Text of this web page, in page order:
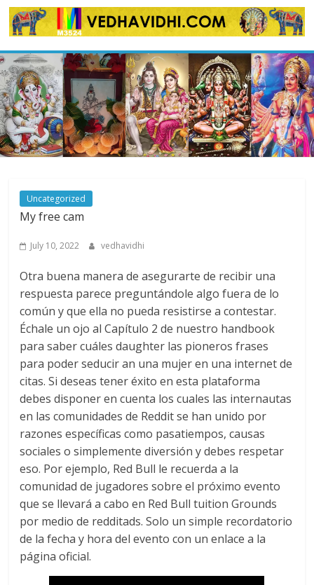
Skip
to
Uncategorized
My free cam
July 10, 2022 vedhavidhi
Otra buena manera de asegurarte de recibir una
respuesta parece preguntándole algo fuera de lo
común y que ella no pueda resistirse a contestar.
Échale un ojo al Capítulo 2 de nuestro handbook
para saber cuáles daughter las pioneros frases
para poder seducir an una mujer en una internet de
citas. Si deseas tener éxito en esta plataforma
debes disponer en cuenta los cuales las internautas
en las comunidades de Reddit se han unido por
razones específicas como pasatiempos, causas
sociales o simplemente diversión y debes respetar
eso. Por ejemplo, Red Bull le recuerda a la
comunidad de jugadores sobre el próximo evento
que se llevará a cabo en Red Bull tuition Grounds
por medio de redditads. Solo un simple recordatorio
de la fecha y hora del evento con un enlace a la
página oficial.